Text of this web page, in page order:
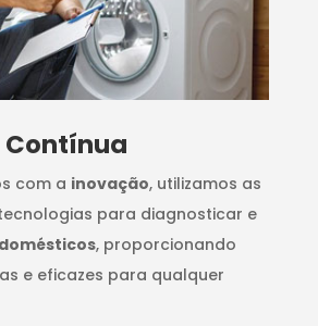
com a inovação, utilizamos as
para diagnosticar e
, proporcionando
e eficazes para qualquer